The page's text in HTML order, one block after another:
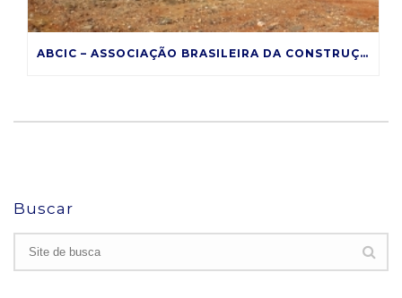
ABCIC – ASSOCIAÇÃO BRASILEIRA DA CONSTRUÇÃO INDUSTRIALIZADA DE CONCRETO
Buscar